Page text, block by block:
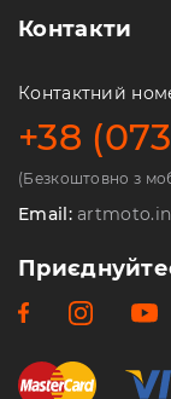
Контакти
Контактний
+38
(Безкоштовно з
Email: